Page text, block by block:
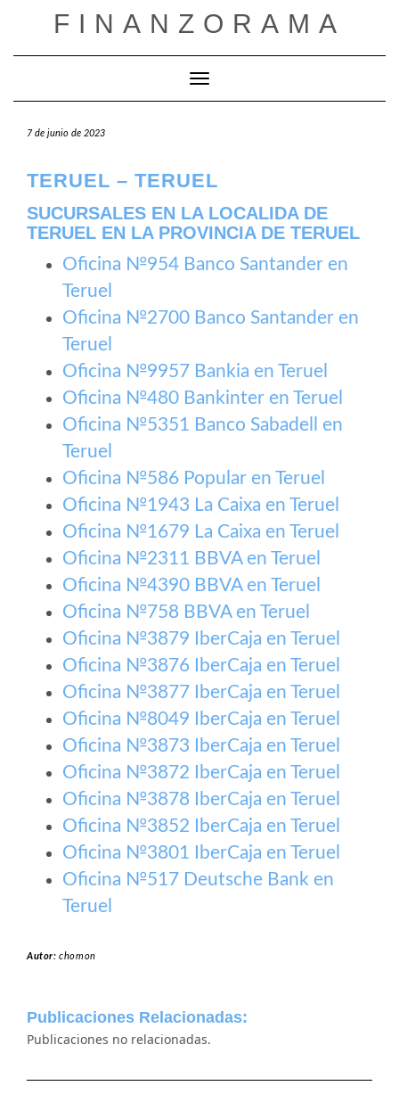
FINANZORAMA
Cambiar modo de navegación
7 de junio de 2023
TERUEL – TERUEL
SUCURSALES EN LA LOCALIDA DE
TERUEL EN LA PROVINCIA DE TERUEL
Oficina №954 Banco Santander en
Teruel
Oficina №2700 Banco Santander en
Teruel
Oficina №9957 Bankia en Teruel
Oficina №480 Bankinter en Teruel
Oficina №5351 Banco Sabadell en
Teruel
Oficina №586 Popular en Teruel
Oficina №1943 La Caixa en Teruel
Oficina №1679 La Caixa en Teruel
Oficina №2311 BBVA en Teruel
Oficina №4390 BBVA en Teruel
Oficina №758 BBVA en Teruel
Oficina №3879 IberCaja en Teruel
Oficina №3876 IberCaja en Teruel
Oficina №3877 IberCaja en Teruel
Oficina №8049 IberCaja en Teruel
Oficina №3873 IberCaja en Teruel
Oficina №3872 IberCaja en Teruel
Oficina №3878 IberCaja en Teruel
Oficina №3852 IberCaja en Teruel
Oficina №3801 IberCaja en Teruel
Oficina №517 Deutsche Bank en
Teruel
Autor:chomon
Publicaciones Relacionadas:
Publicaciones no relacionadas.